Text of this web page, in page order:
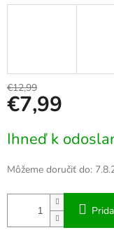
€12,99
€7,99
cena:
Ihneď k
Môžeme doručiť do: